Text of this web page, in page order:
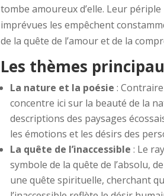
tombe amoureux d’elle. Leur périple
imprévues les empêchent
de la quête de l’amour et de la
Les thèmes
La nature et la poésie :
concentre ici sur la beauté de la
descriptions des paysages
les émotions et les désirs des
La quête de l’inaccessible : Le
symbole de la quête de l’absolu,
une quête spirituelle, cherchant